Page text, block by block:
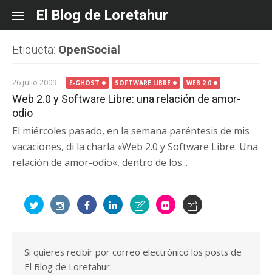
content
El Blog de Loretahur
Etiqueta: OpenSocial
26 julio 2009 E-GHOST SOFTWARE LIBRE WEB 2.0
Web 2.0 y Software Libre: una relación de amor-
odio
El miércoles pasado, en la semana paréntesis de mis
vacaciones, di la charla «Web 2.0 y Software Libre. Una
relación de amor-odio«, dentro de los...
Si quieres recibir por correo electrónico los posts de
El Blog de Loretahur: